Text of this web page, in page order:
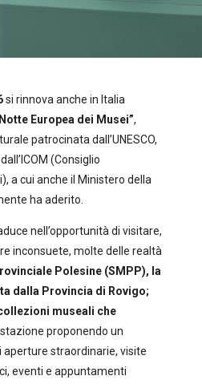
si rinnova anche in Italia
Europea dei Musei”,
patrocinata dall’UNESCO,
(Consiglio
a cui anche il Ministero della
ha aderito.
nell’opportunità di visitare,
inconsuete, molte delle realtà
Polesine (SMPP), la
dalla Provincia di Rovigo;
museali che
proponendo un
straordinarie, visite
eventi e appuntamenti